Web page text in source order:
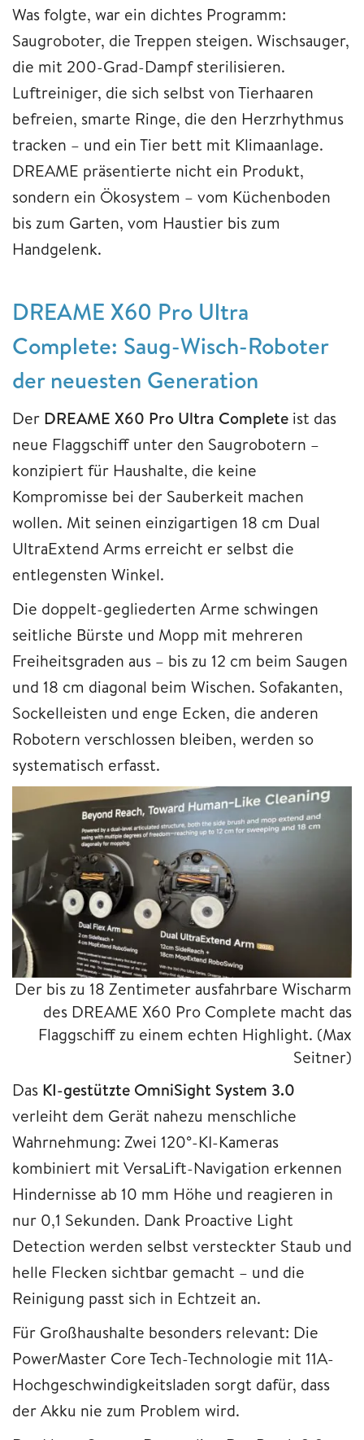
Was folgte, war ein dichtes Programm:
Saugroboter, die Treppen steigen. Wischsauger,
die mit 200-Grad-Dampf sterilisieren.
Luftreiniger, die sich selbst von Tierhaaren
befreien, smarte Ringe, die den Herzrhythmus
tracken – und ein Tier bett mit Klimaanlage.
DREAME präsentierte nicht ein Produkt,
sondern ein Ökosystem – vom Küchenboden
bis zum Garten, vom Haustier bis zum
Handgelenk.
DREAME X60 Pro Ultra
Complete: Saug-Wisch-Roboter
der neuesten Generation
Der DREAME X60 Pro Ultra Complete ist das
neue Flaggschiff unter den Saugrobotern –
konzipiert für Haushalte, die keine
Kompromisse bei der Sauberkeit machen
wollen. Mit seinen einzigartigen 18 cm Dual
UltraExtend Arms erreicht er selbst die
entlegensten Winkel.
Die doppelt-gegliederten Arme schwingen
seitliche Bürste und Mopp mit mehreren
Freiheitsgraden aus – bis zu 12 cm beim Saugen
und 18 cm diagonal beim Wischen. Sofakanten,
Sockelleisten und enge Ecken, die anderen
Robotern verschlossen bleiben, werden so
systematisch erfasst.
Der bis zu 18 Zentimeter ausfahrbare Wischarm
des DREAME X60 Pro Complete macht das
Flaggschiff zu einem echten Highlight. (Max
Seitner)
Das KI-gestützte OmniSight System 3.0
verleiht dem Gerät nahezu menschliche
Wahrnehmung: Zwei 120°-KI-Kameras
kombiniert mit VersaLift-Navigation erkennen
Hindernisse ab 10 mm Höhe und reagieren in
nur 0,1 Sekunden. Dank Proactive Light
Detection werden selbst versteckter Staub und
helle Flecken sichtbar gemacht – und die
Reinigung passt sich in Echtzeit an.
Für Großhaushalte besonders relevant: Die
PowerMaster Core Tech-Technologie mit 11A-
Hochgeschwindigkeitsladen sorgt dafür, dass
der Akku nie zum Problem wird.